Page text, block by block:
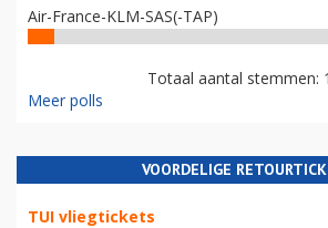
Air-France-KLM-SAS(-TAP)
Totaal aantal stemmen:
Meer polls
VOORDELIGE
TUI vliegtickets